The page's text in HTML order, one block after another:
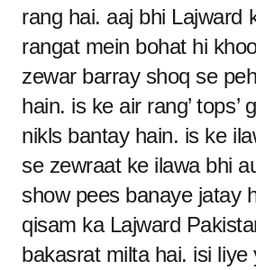
rang hai. aaj bhi Lajward
rangat mein bohat hi
zewar barray shoq se
hain. is ke air rang’ tops’
nikls bantay hain. is ke
se zewraat ke ilawa bhi
show pees banaye jatay
qisam ka Lajward
bakasrat milta hai. isi liye